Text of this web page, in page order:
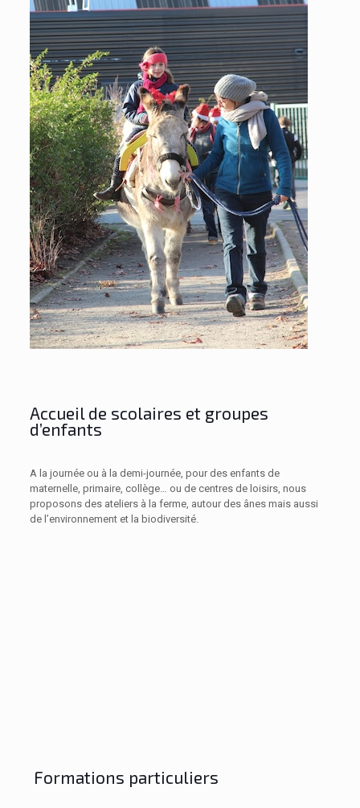
Accueil de scolaires et groupes
d’enfants
A la journée ou à la demi-journée, pour des enfants de
maternelle, primaire, collège… ou de centres de loisirs, nous
proposons des ateliers à la ferme, autour des ânes mais aussi
de l’environnement et la biodiversité.
Formations particuliers